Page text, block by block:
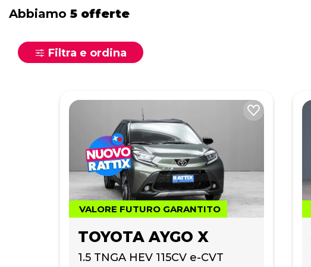
Abbiamo 5 offerte
Filtra e ordina
VALORE FUTURO GARANTITO
TOYOTA AYGO X
1.5 TNGA HEV 115CV e-CVT